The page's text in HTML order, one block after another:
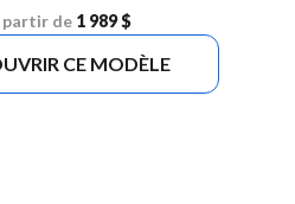
partir de 1 989 $
CE MODÈLE